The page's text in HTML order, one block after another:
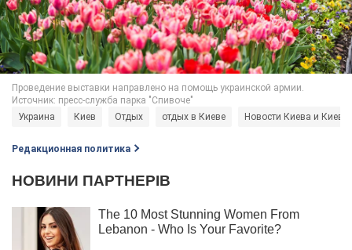
Украина Киев Отдых отдых в Киеве Новости Киева и
Редакционная политика